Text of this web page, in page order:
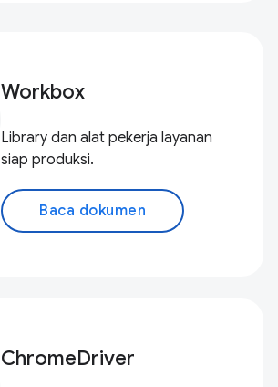
Workbox
Library dan alat pekerja layanan
siap produksi.
Baca dokumen
ChromeDriver